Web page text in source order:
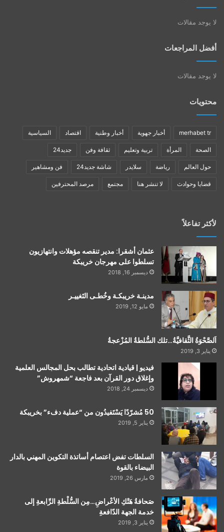
لا يوجد مقالات
أفضل المراجعات
لا يوجد مقالات
محتويات
merhabet tr أخبار جهوية أخبار وطنية اقتصاد السياسية
الصحة المرأة تربية وتعليم ثقافة وفن جديد24
حول العالم رياضة سلايدر شاشة جديد24 فن ومشاهير
قضايا وحوادث لا تنشر هنا مجتمع مرصد المحترفين
لأكثر تفاعلاً
عثمان أشقرا: مدير تنقصه مؤهلات وانتهازيون
تسلطوا على مهرجان خريبكة
ديسمبر 16, 2018
مدينـة خريبكـة وخُطـى التَغييـر
مايو 12, 2019
اَلصَّحْوَةُ الثَّقافيَّةُ…تلك السُّلطةُ المُزْعجةُ
يناير 3, 2019
فيديو | قيادية اتحادية تطالب بحل المجالس العلمية
وإغلاق دور القرآن بعد فاجعة “شمهروش”
ديسمبر 24, 2018
50 مُشرّدًا يَسْتَفيدُون من “عملية دفء” بخريبكة
يناير 5, 2019
السلطات تفض اعتصام أساتذة التكوين المهني بالدار
البيضاء بالقوة
مارس 26, 2019
صَحافةُ هَتْكِ الأعْراضِ…مِن السُّلْطةِ الرِّابعةِ إلى
خدمة الجهة الدّافعةِ
يناير 3, 2019